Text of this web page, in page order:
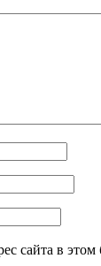
сайта в